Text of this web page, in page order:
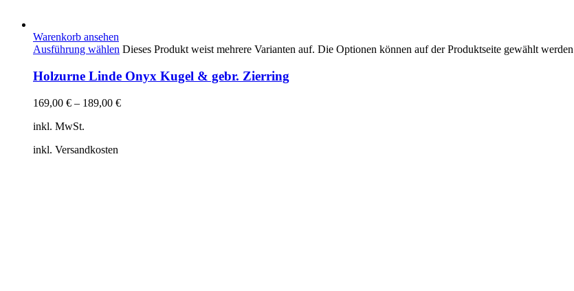
Warenkorb ansehen
Ausführung wählen Dieses Produkt weist mehrere Varianten auf. Die Optionen können auf der Produktseite gewählt werden
Holzurne Linde Onyx Kugel & gebr. Zierring
169,00 € – 189,00 €
inkl. MwSt.
inkl. Versandkosten